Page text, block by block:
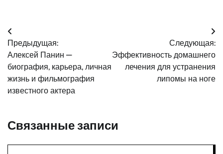
Навигация
по
записям
Предыдущая:
Алексей Панин —
биография, карьера, личная
жизнь и фильмография
известного актера
Следующая:
Эффективность домашнего
лечения для устранения
липомы на ноге
Связанные записи